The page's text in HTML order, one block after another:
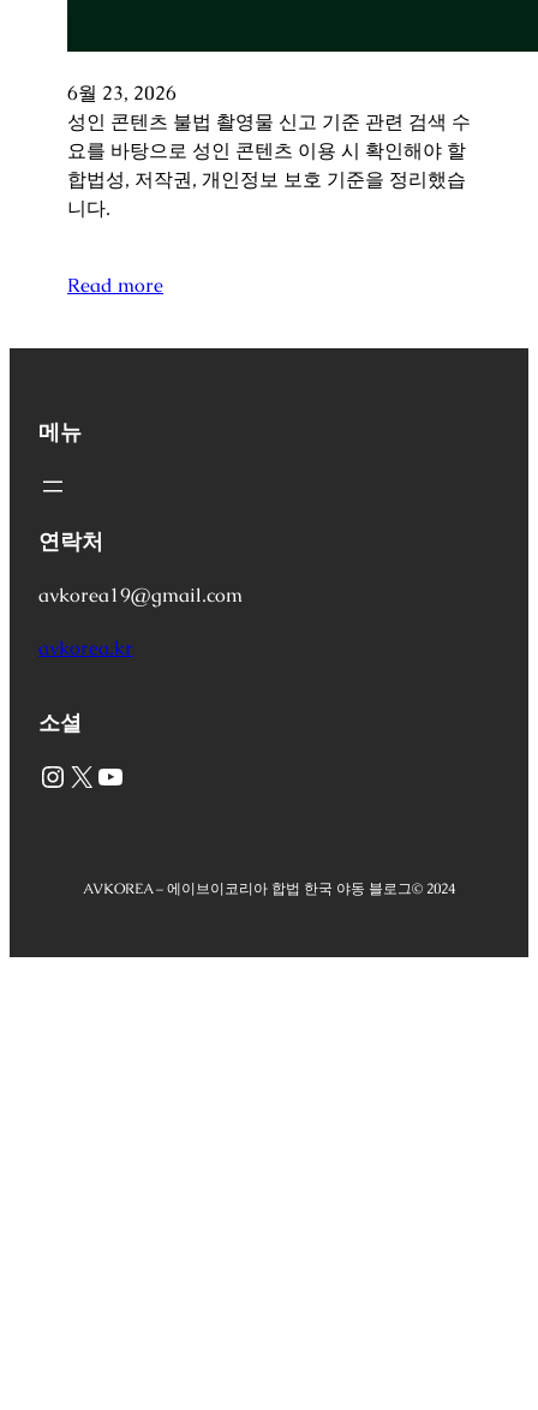
6월 23, 2026
성인 콘텐츠 불법 촬영물 신고 기준 관련 검색 수
요를 바탕으로 성인 콘텐츠 이용 시 확인해야 할
합법성, 저작권, 개인정보 보호 기준을 정리했습
니다.
Read more
메뉴
연락처
avkorea19@gmail.com
avkorea.kr
소셜
Instagram X YouTube
AVKOREA – 에이브이코리아 합법 한국 야동 블로그© 2024